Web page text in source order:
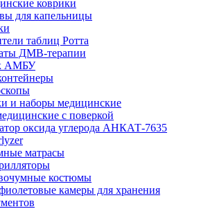
коврики
для капельницы
таблиц Ротта
ДМВ-терапии
АМБУ
и наборы медицинские
с поверкой
оксида углерода АНКАТ-7635
матрасы
костюмы
камеры для хранения